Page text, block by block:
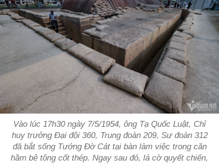
Vào lúc 17h30 ngày 7/5/1954, ông Tạ Quốc Luật, Chỉ
huy trưởng Đại đội 360, Trung đoàn 209, Sư đoàn 312
đã bắt sống Tướng Đờ Cát tại bàn làm việc trong căn
hầm bê tông cốt thép. Ngay sau đó, lá cờ quyết chiến,